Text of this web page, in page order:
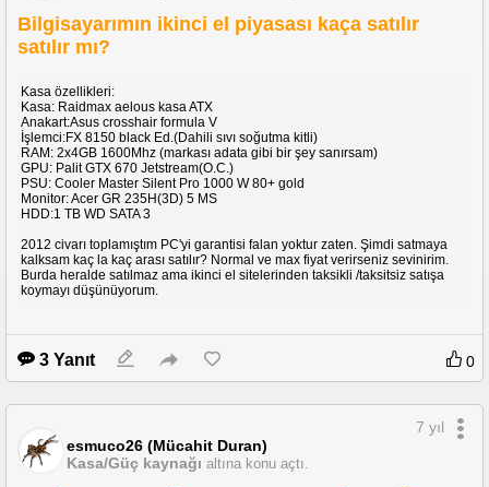
sudo apt autoclean
300-400 mb indirecek kuracak. Sonra upgrade nin %90 larına gelince hata
verecek aldırmayın enter e basın sonra tekrar hata gelecek yine enter a basın.
Merak edenler merak ederseniz. Yani sorun neymiş, neler yaptım v.s. reddit te
konular:
https://askubuntu.com/questions/1218830/special-character-key-comes-with-
xev
https://www.reddit.com/r/LinuxonDex/comments/fuycwj/
Takdir edersiniz ki sıfır linux bilgisinden bu noktaya geldim. Arada anlamsız
karşılayıp beni düzeltebilirsiniz. :)
Bilgisayarımın ikinci el piyasası kaça satılır
satılır mı?
Kasa özellikleri:
Kasa: Raidmax aelous kasa ATX
Anakart:Asus crosshair formula V
İşlemci:FX 8150 black Ed.(Dahili sıvı soğutma kitli)
RAM: 2x4GB 1600Mhz (markası adata gibi bir şey sanırsam)
GPU: Palit GTX 670 Jetstream(O.C.)
PSU: Cooler Master Silent Pro 1000 W 80+ gold
Monitor: Acer GR 235H(3D) 5 MS
HDD:1 TB WD SATA 3
2012 civarı toplamıştım PC'yi garantisi falan yoktur zaten. Şimdi satmaya
kalksam kaç la kaç arası satılır? Normal ve max fiyat verirseniz sevinirim.
Burda heralde satılmaz ama ikinci el sitelerinden taksikli /taksitsiz satışa
koymayı düşünüyorum.
3 Yanıt 0
esmuco26 (Mücahit Duran)
Kasa/Güç kaynağı altına konu açtı.
7 yıl